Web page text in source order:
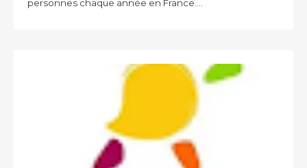
personnes chaque année en France....